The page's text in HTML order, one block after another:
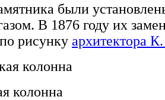
были
В 1876 году их
рисунку архитектора
колонна